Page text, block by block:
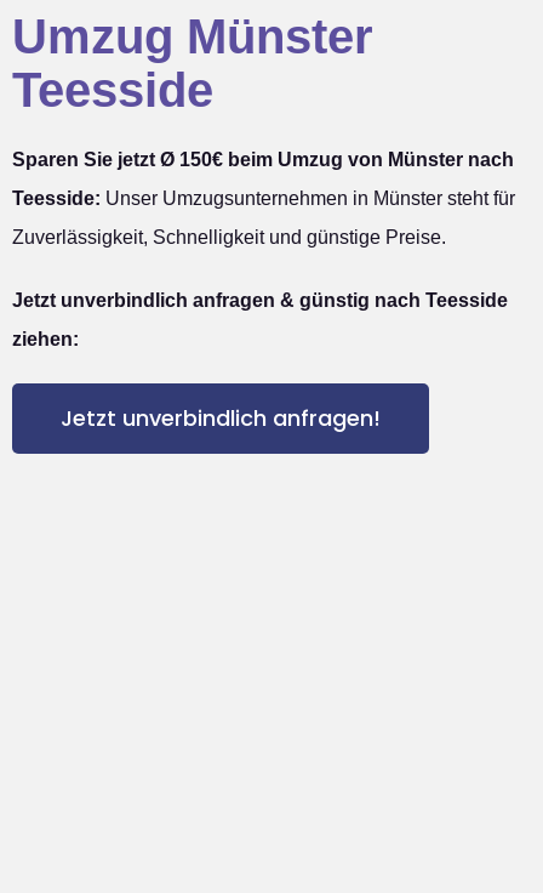
Umzug Münster
Teesside
Sparen Sie jetzt Ø 150€ beim Umzug von Münster nach
Teesside: Unser Umzugsunternehmen in Münster steht für
Zuverlässigkeit, Schnelligkeit und günstige Preise.
Jetzt unverbindlich anfragen & günstig nach Teesside
ziehen:
Jetzt unverbindlich anfragen!